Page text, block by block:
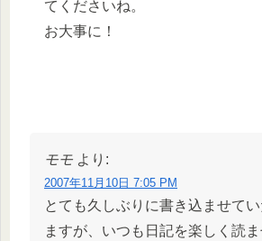
てくださいね。
お大事に！
モモ より:
2007年11月10日 7:05 PM
とても久しぶりに書き込ませてい
ますが、いつも日記を楽しく読